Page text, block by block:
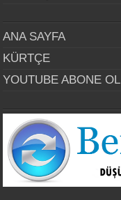
ANA SAYFA
KÜRTÇE
YOUTUBE ABONE OL